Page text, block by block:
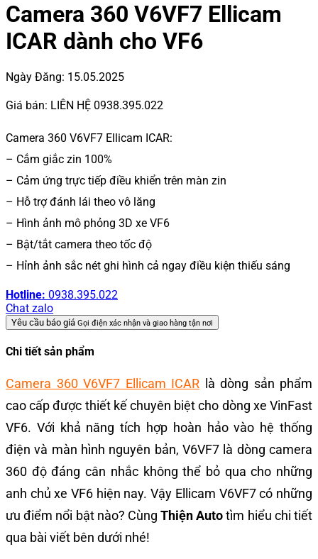
Camera 360 V6VF7 Ellicam
ICAR dành cho VF6
Ngày Đăng: 15.05.2025
Giá bán: LIÊN HỆ 0938.395.022
Camera 360 V6VF7 Ellicam ICAR:
– Cắm giắc zin 100%
– Cảm ứng trực tiếp điều khiển trên màn zin
– Hỗ trợ đánh lái theo vô lăng
– Hình ảnh mô phỏng 3D xe VF6
– Bật/tắt camera theo tốc độ
– Hỉnh ảnh sắc nét ghi hình cả ngay điều kiện thiếu sáng
Hotline: 0938.395.022
Chat zalo
Yêu cầu báo giá Gọi điện xác nhận và giao hàng tận nơi
Chi tiết sản phẩm
Camera 360 V6VF7 Ellicam ICAR là dòng sản phẩm
cao cấp được thiết kế chuyên biệt cho dòng xe VinFast
VF6. Với khả năng tích hợp hoàn hảo vào hệ thống
điện và màn hình nguyên bản, V6VF7 là dòng camera
360 độ đáng cân nhắc không thể bỏ qua cho những
anh chủ xe VF6 hiện nay. Vậy Ellicam V6VF7 có những
ưu điểm nổi bật nào? CùngThiện Autotìm hiểu chi tiết
qua bài viết bên dưới nhé!